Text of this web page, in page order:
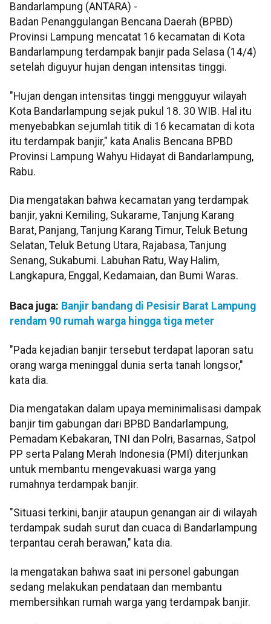
Bandarlampung (ANTARA) -
Badan Penanggulangan Bencana Daerah (BPBD)
Provinsi Lampung mencatat 16 kecamatan di Kota
Bandarlampung terdampak banjir pada Selasa (14/4)
setelah diguyur hujan dengan intensitas tinggi.
"Hujan dengan intensitas tinggi mengguyur wilayah
Kota Bandarlampung sejak pukul 18. 30 WIB. Hal itu
menyebabkan sejumlah titik di 16 kecamatan di kota
itu terdampak banjir," kata Analis Bencana BPBD
Provinsi Lampung Wahyu Hidayat di Bandarlampung,
Rabu.
Dia mengatakan bahwa kecamatan yang terdampak
banjir, yakni Kemiling, Sukarame, Tanjung Karang
Barat, Panjang, Tanjung Karang Timur, Teluk Betung
Selatan, Teluk Betung Utara, Rajabasa, Tanjung
Senang, Sukabumi. Labuhan Ratu, Way Halim,
Langkapura, Enggal, Kedamaian, dan Bumi Waras.
Baca juga: Banjir bandang di Pesisir Barat Lampung
rendam 90 rumah warga hingga tiga meter
"Pada kejadian banjir tersebut terdapat laporan satu
orang warga meninggal dunia serta tanah longsor,"
kata dia.
Dia mengatakan dalam upaya meminimalisasi dampak
banjir tim gabungan dari BPBD Bandarlampung,
Pemadam Kebakaran, TNI dan Polri, Basarnas, Satpol
PP serta Palang Merah Indonesia (PMI) diterjunkan
untuk membantu mengevakuasi warga yang
rumahnya terdampak banjir.
"Situasi terkini, banjir ataupun genangan air di wilayah
terdampak sudah surut dan cuaca di Bandarlampung
terpantau cerah berawan," kata dia.
Ia mengatakan bahwa saat ini personel gabungan
sedang melakukan pendataan dan membantu
membersihkan rumah warga yang terdampak banjir.